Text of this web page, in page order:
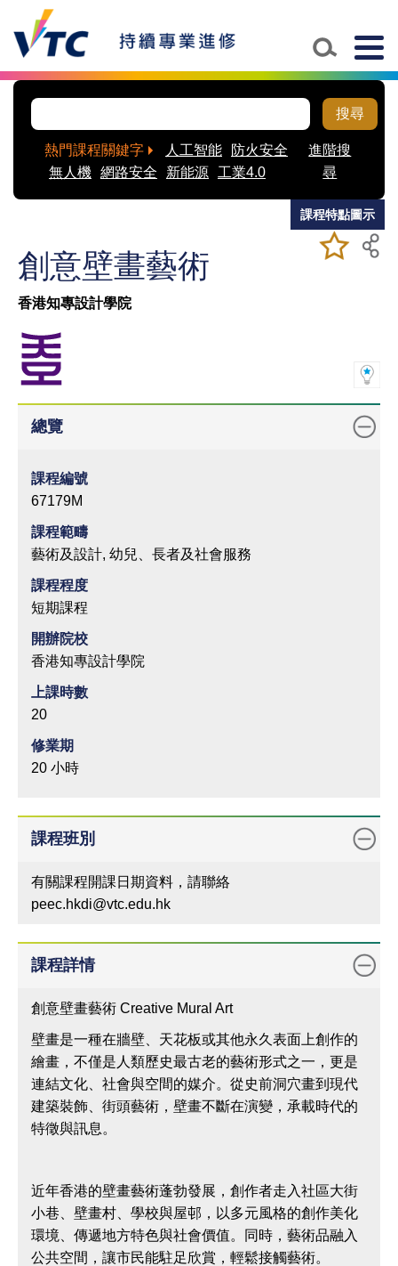
Skip to main content
搜尋
熱門課程關鍵字 人工智能
防火安全
無人機 網路安全 新能源 工業4.0
進階搜
尋
加入/移除
我喜愛的
儲存課程
創意壁畫藝術
香港知專設計學院
總覽
課程編號
67179M
課程範疇
藝術及設計, 幼兒、長者及社會服務
課程程度
短期課程
開辦院校
香港知專設計學院
上課時數
20
修業期
20 小時
課程班別
有關課程開課日期資料，請聯絡
peec.hkdi@vtc.edu.hk
課程詳情
創意壁畫藝術 Creative Mural Art
壁畫是一種在牆壁、天花板或其他永久表面上創作的
繪畫，不僅是人類歷史最古老的藝術形式之一，更是
連結文化、社會與空間的媒介。從史前洞穴畫到現代
建築裝飾、街頭藝術，壁畫不斷在演變，承載時代的
特徵與訊息。
近年香港的壁畫藝術蓬勃發展，創作者走入社區大街
小巷、壁畫村、學校與屋邨，以多元風格的創作美化
環境、傳遞地方特色與社會價值。同時，藝術品融入
公共空間，讓市民能駐足欣賞，輕鬆接觸藝術。
課程特點圖示